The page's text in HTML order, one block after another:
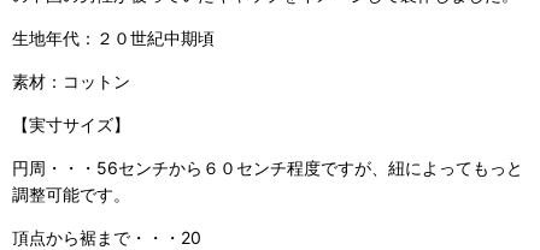
生地年代：２０世紀中期頃
素材：コットン
【実寸サイズ】
円周・・・56センチから６０センチ程度ですが、紐によってもっと
調整可能です。
頂点から裾まで・・・20